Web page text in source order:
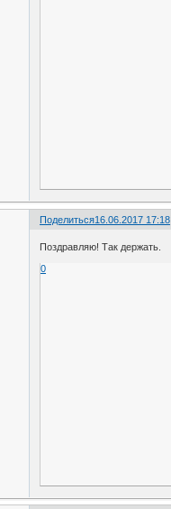
Поделиться16.06.2017 17:18
Поздравляю! Так держать.
0